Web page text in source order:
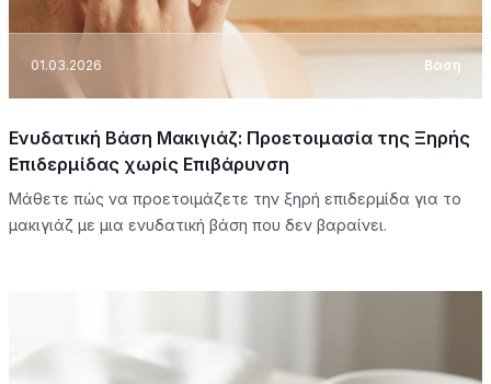
01.03.2026 Βάση
Ενυδατική Βάση Μακιγιάζ: Προετοιμασία της Ξηρής
Επιδερμίδας χωρίς Επιβάρυνση
Μάθετε πώς να προετοιμάζετε την ξηρή επιδερμίδα για το
μακιγιάζ με μια ενυδατική βάση που δεν βαραίνει.